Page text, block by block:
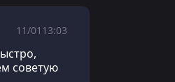
11/01 13:03
советую